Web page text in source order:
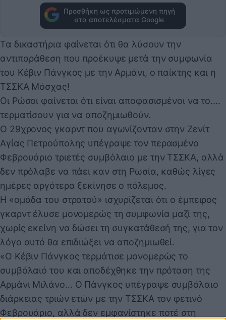
Προσθήκη ως προτιμώμενη πηγή
στα αποτελέσματα Google
Τα δικαστήρια φαίνεται ότι θα λύσουν την
αντιπαράθεση που προέκυψε μετά την συμφωνία
του Κέβιν Πάνγκος με την Αρμάνι, ο παίκτης και η
ΤΣΣΚΑ Μόσχας!
Οι Ρώσοι φαίνεται ότι είναι αποφασισμένοι να το....
τερματίσουν για να αποζημιωθούν.
Ο 29χρονος γκαρντ που αγωνίζονταν στην Ζενίτ
Αγίας Πετρούπολης υπέγραψε τον περασμένο
Φεβρουάριο τριετές συμβόλαιο με την ΤΣΣΚΑ, αλλά
δεν πρόλαβε να πάει καν στη Ρωσία, καθώς λίγες
ημέρες αργότερα ξεκίνησε ο πόλεμος.
Η «ομάδα του στρατού» ισχυρίζεται ότι ο έμπειρος
γκαρντ έλυσε μονομερώς τη συμφωνία μαζί της,
χωρίς εκείνη να δώσει τη συγκατάθεσή της, για τον
λόγο αυτό θα επιδιώξει να αποζημιωθεί.
«Ο Κέβιν Πάνγκος τερμάτισε μονομερώς το
συμβόλαιό του και αποδέχθηκε την πρόταση της
Αρμάνι Μιλάνο… Ο Πάνγκος υπέγραψε συμβόλαιο
διάρκειας τριών ετών με την ΤΣΣΚΑ τον φετινό
Φεβρουάριο, αλλά δεν εμφανίστηκε ποτέ στη